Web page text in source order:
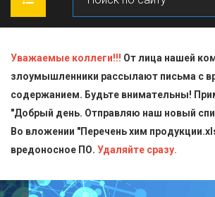
О КОМПАНИИ
ПРОДУКЦИЯ
Блескообразующие добавки
Индикаторы
СТАТЬИ
ДОСТАВКА
Уважаемые коллеги!!! От лица нашей
злоумышленники рассылают письма с
содержанием. Будьте внимательны!
"Добрый день. Отправляю наш новый
Во вложении "Перечень хим
вредоносное ПО. Удаляйте сразу.